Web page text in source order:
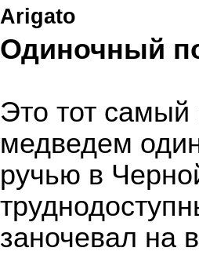
Arigato
Одиночный
Это тот самый
медведем
ручью в
заночевал на